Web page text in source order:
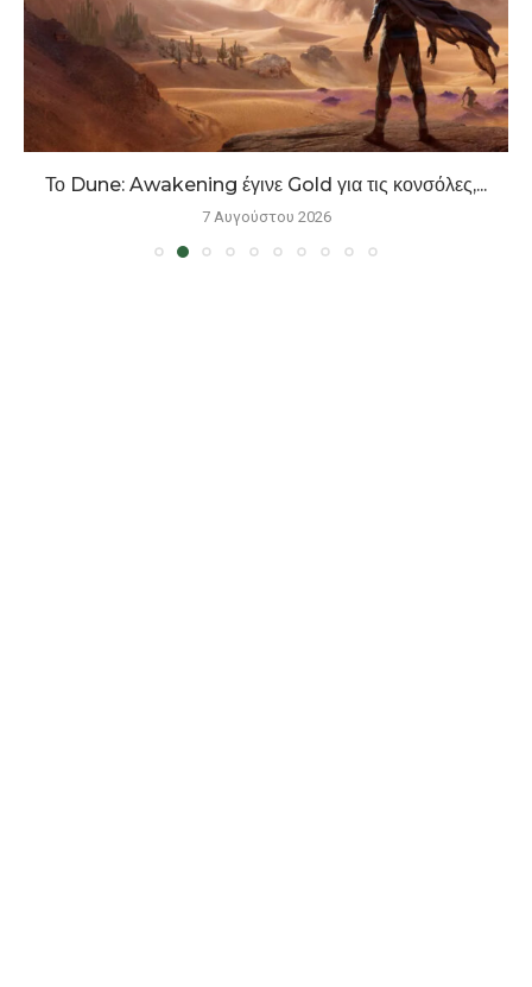
Το Dune: Awakening έγινε Gold για τις κονσόλες,...
7 Αυγούστου 2026